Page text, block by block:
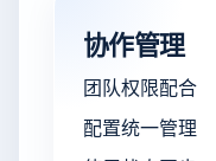
协作管理
团队权限配合
配置统一管理